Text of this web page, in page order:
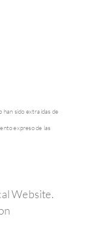
han sido extraídas de
expreso de las